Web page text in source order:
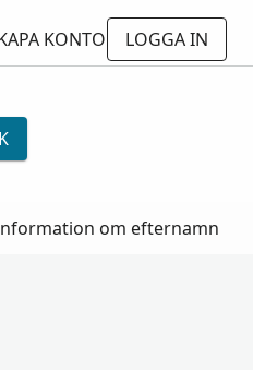
KONTO
LOGGA IN
om efternamn